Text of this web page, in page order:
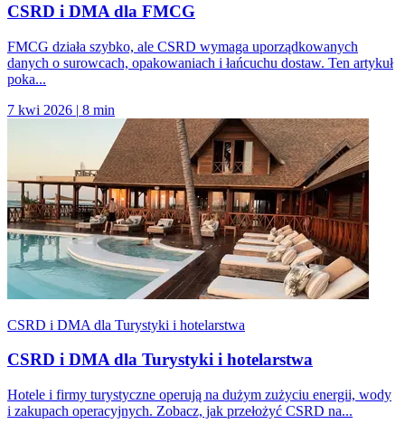
CSRD i DMA dla FMCG
FMCG działa szybko, ale CSRD wymaga uporządkowanych
danych o surowcach, opakowaniach i łańcuchu dostaw. Ten artykuł
poka...
7 kwi 2026 | 8 min
CSRD i DMA dla Turystyki i hotelarstwa
CSRD i DMA dla Turystyki i hotelarstwa
Hotele i firmy turystyczne operują na dużym zużyciu energii, wody
i zakupach operacyjnych. Zobacz, jak przełożyć CSRD na...